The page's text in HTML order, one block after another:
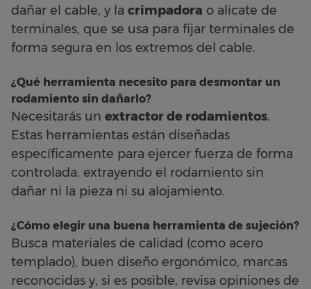
dañar el cable, y la crimpadora o alicate de
terminales, que se usa para fijar terminales de
forma segura en los extremos del cable.
¿Qué herramienta necesito para desmontar un
rodamiento sin dañarlo?
Necesitarás un extractor de rodamientos.
Estas herramientas están diseñadas
específicamente para ejercer fuerza de forma
controlada, extrayendo el rodamiento sin
dañar ni la pieza ni su alojamiento.
¿Cómo elegir una buena herramienta de sujeción?
Busca materiales de calidad (como acero
templado), buen diseño ergonómico, marcas
reconocidas y, si es posible, revisa opiniones de